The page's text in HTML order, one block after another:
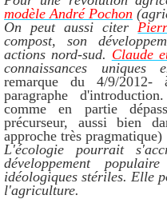
modèle André Pochon
On peut aussi citer
compost, son
actions nord-sud. Claude
connaissances
remarque du 4/9/
paragraphe
comme en partie
précurseur, aussi bien
approche très pragmatique)
L'écologie pourrait
développement
idéologiques stériles. Elle
l'agriculture.